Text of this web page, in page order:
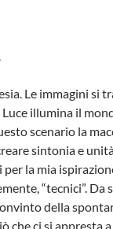
Le immagini si
illumina il
scenario la
sintonia e
la mia
“tecnici”. Da
della
che ci si appresta a